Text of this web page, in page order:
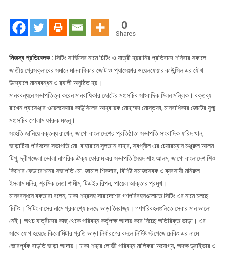
হয়রানির
প্রতিবাদ
0
Shares
নিজস্ব প্রতিবেদক : সিটিং সার্ভিসের নামে চিটিং ও যাত্রী হয়রানির প্রতিবাদে শনিবার সকালে
জাতীয় প্রেসক্লাবের সমানে মানবাধিকার জোট ও প্যাসেঞ্জার ওয়েলফেয়ার কাউন্সিল এর যৌথ
উদ্যোগে মানববন্ধন ও র‌্যালী অনুষ্ঠিত হয়।
মানববন্ধনে সভাপতিত্ব করেন মানবাধিকার জোটের মহাসচিব সাংবাদিক মিলন মল্লিক। বক্তব্য
রাখেন প্যাসেঞ্জার ওয়েলফেয়ার কাউন্সিলের আহ্বায়ক মোহাম্মদ মোস্তফা, মানবাধিকার জোটের যুগ্ম
মহাসচিব গোলাম ফারুক মজনু।
সংহতি জানিয়ে বক্তব্য রাখেন, জাগো বাংলাদেশের প্রতিষ্ঠাতা সভাপতি সাংবাদিক ফরিদ খান,
ভাড়াটিয়া পরিষদের সভাপতি মো. বাহারানে সুলতান বাহার, স্বপ্নীল এর চেয়ারম্যান মঞ্জুরুল আলম
টিপু, দ্বীপজেলা ভোলা নাগরিক ঐক্য ফোরাম এর সভাপতি সৈয়দ শাহ আলম, জাগো বাংলাদেশ শিশু
কিশোর ফেডারেশনের সভাপতি মো. জামাল শিকদার, বিশিষ্ট সমাজসেবক ও ব্যবসায়ী মনিরুল
ইসলাম মনির, শ্রমিক নেতা শামীম, টিএইচ রিপন, পায়েল আক্তার প্রমুখ।
মানববন্ধনে বক্তারা বলেন, ঢাকা শহরসহ সারাদেশের গণপরিবহনগুলোতে সিটিং এর নামে চলছে
চিটিং। সিটিং বাসের নামে প্রকাশ্যে চলছে ভাড়া নৈরাজ্য। গণপরিবহনগুলিতে সেবার মান ভালো
নেই। অথচ যাত্রীদের কাছ থেকে পরিবহন কর্তৃপক্ষ আদায় করে নিচ্ছে অতিরিক্ত ভাড়া। এর
সাথে যোগ হয়েছে কিলোমিটার প্রতি ভাড়া নির্ধারণের বদলে নির্দিষ্ট স্টপেজে চেকিং এর নামে
জোরপূর্বক বাড়তি ভাড়া আদায়। ঢাকা শহরে লোভী পরিবহন মালিকরা অযোগ্য, অদক্ষ ড্রাইভার ও